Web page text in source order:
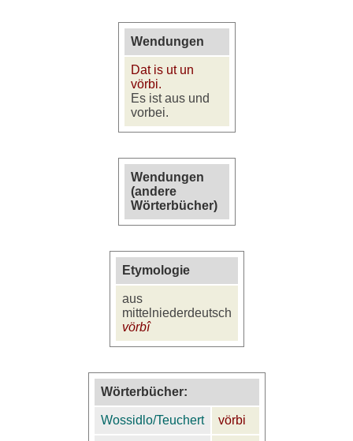
Wendungen
Dat is ut un
vörbi.
Es ist aus und
vorbei.
Wendungen
(andere
Wörterbücher)
Etymologie
aus
mittelniederdeutsch
vörbî
Wörterbücher:
Wossidlo/Teuchert vörbi